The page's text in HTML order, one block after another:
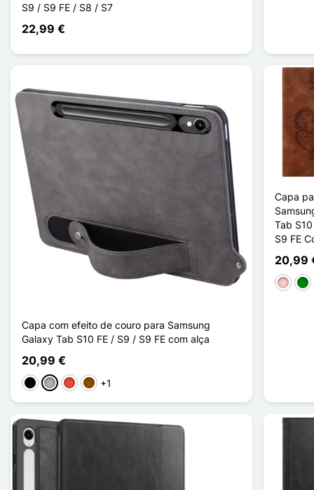
S9 / S9 FE / S8 / S7
22,99 €
Capa com efeito de couro para Samsung
Galaxy Tab S10 FE / S9 / S9 FE com alça
20,99 €
PretoCinzentoVermelho
Castanho
+1
Capa
Tab
S9 FE
20,99
Rosa